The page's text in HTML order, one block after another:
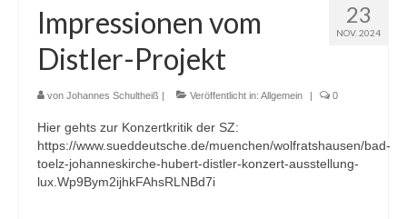
Kita-Träger-Assistenz
Dekanatsbüro
Hausmeister und Mesnerinnen
Soziale Beratung
Kirchenvorstand
23
NOV. 2024
Impressionen vom
Distler-Projekt
von Johannes Schultheiß Veröffentlicht in: Allgemein 0
Hier gehts zur Konzertkritik der SZ:
https://www.sueddeutsche.de/muenchen/wolfratshausen/bad-
toelz-johanneskirche-hubert-distler-konzert-ausstellung-
lux.Wp9Bym2ijhkFAhsRLNBd7i